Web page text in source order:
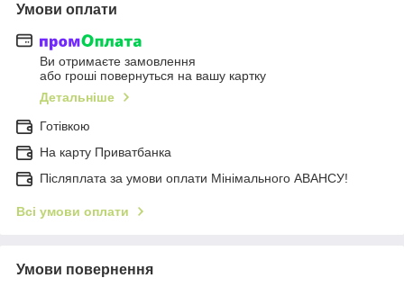
Умови оплати
Ви отримаєте замовлення
або гроші повернуться на вашу картку
Детальніше
Готівкою
На карту Приватбанка
Післяплата за умови оплати Мінімального АВАНСУ!
Всі умови оплати
Умови повернення